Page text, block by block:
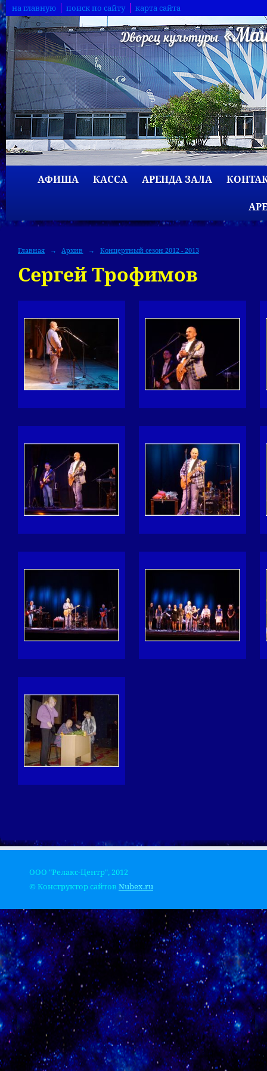
на главную поиск по сайту карта сайта
АФИША КАССА АРЕНДА ЗАЛА
Главная → Архив → Концертный сезон 2012 - 2013
Сергей Трофимов
ООО "Релакс-Центр", 2012
© Конструктор сайтов Nubex.ru